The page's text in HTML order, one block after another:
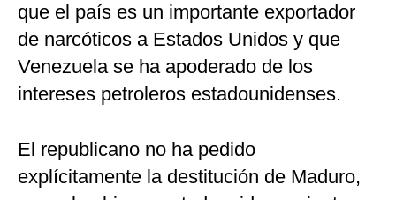
que el país es un importante exportador
de narcóticos a Estados Unidos y que
Venezuela se ha apoderado de los
intereses petroleros estadounidenses.
El republicano no ha pedido
explícitamente la destitución de Maduro,